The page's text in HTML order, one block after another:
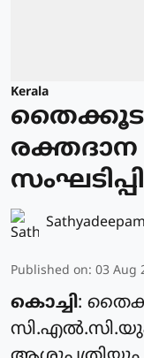
Kerala
രക്തദാന
Sathyadeepam
Published on: 03 Aug
കൊച്ചി: